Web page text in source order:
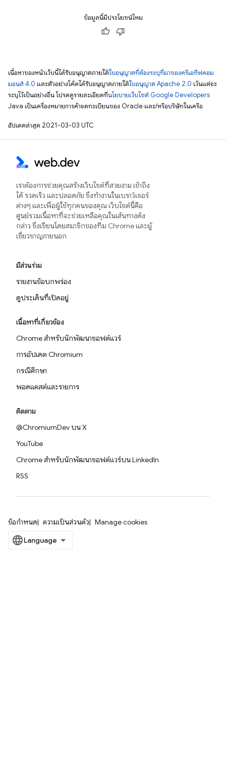
ข้อมูลนี้มีประโยชน์ไหม
เนื้อหาของหน้าเว็บนี้ได้รับอนุญาตภายใต้ใบอนุญาตที่ต้องระบุที่มาของครีเอทีฟคอม
มอนส์ 4.0 และตัวอย่างโค้ดได้รับอนุญาตภายใต้ใบอนุญาต Apache 2.0 เว้นแต่จะ
ระบุไว้เป็นอย่างอื่น โปรดดูรายละเอียดที่นโยบายเว็บไซต์ Google Developers
Java เป็นเครื่องหมายการค้าจดทะเบียนของ Oracle และ/หรือบริษัทในเครือ
อัปเดตล่าสุด 2021-03-03 UTC
เราต้องการช่วยคุณสร้างเว็บไซต์ที่สวยงาม เข้าถึง
ได้ รวดเร็ว และปลอดภัย ซึ่งทำงานในเบราว์เซอร์
ต่างๆ และเพื่อผู้ใช้ทุกคนของคุณ เว็บไซต์นี้คือ
ศูนย์รวมเนื้อหาที่จะช่วยเหลือคุณในเส้นทางดัง
กล่าว ซึ่งเขียนโดยสมาชิกของทีม Chrome และผู้
เชี่ยวชาญภายนอก
มีส่วนร่วม
รายงานข้อบกพร่อง
ดูประเด็นที่เปิดอยู่
เนื้อหาที่เกี่ยวข้อง
Chrome สำหรับนักพัฒนาซอฟต์แวร์
การอัปเดต Chromium
กรณีศึกษา
พอดแคสต์และรายการ
ติดตาม
@ChromiumDev บน X
YouTube
Chrome สำหรับนักพัฒนาซอฟต์แวร์บน LinkedIn
RSS
ข้อกำหนด ความเป็นส่วนตัว Manage cookies